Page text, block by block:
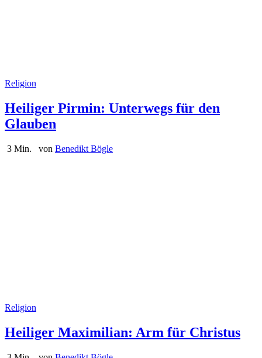
Religion
Heiliger Pirmin: Unterwegs für den
Glauben
3 Min. von Benedikt Bögle
Religion
Heiliger Maximilian: Arm für Christus